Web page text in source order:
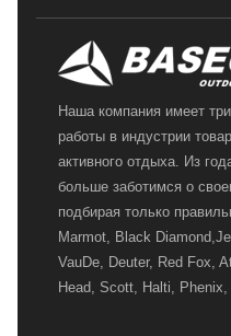
Наша компания имеет
работы в индустрии
активного отдыха. Из
больше заботимся о
подбирая только
Marmot, Black
VauDe, Deuter, Red Fox,
Head, Scott, Halti,